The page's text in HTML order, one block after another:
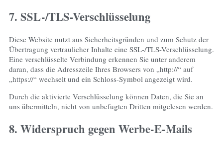
7. SSL-/TLS-Verschlüsselung
Diese Website nutzt aus Sicherheitsgründen und zum Schutz der
Übertragung vertraulicher Inhalte eine SSL-/TLS-Verschlüsselung.
Eine verschlüsselte Verbindung erkennen Sie unter anderem
daran, dass die Adresszeile Ihres Browsers von „http://“ auf
„https://“ wechselt und ein Schloss-Symbol angezeigt wird.
Durch die aktivierte Verschlüsselung können Daten, die Sie an
uns übermitteln, nicht von unbefugten Dritten mitgelesen werden.
8. Widerspruch gegen Werbe-E-Mails